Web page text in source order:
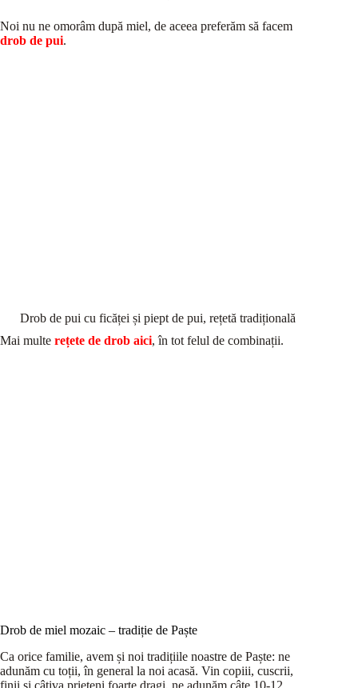
Noi nu ne omorâm după miel, de aceea preferăm să facem
drob de pui.
Drob de pui cu ficăței și piept de pui, rețetă tradițională
Mai multe rețete de drob aici, în tot felul de combinații.
Drob de miel mozaic – tradiție de Paște
Ca orice familie, avem și noi tradițiile noastre de Paște: ne
adunăm cu toții, în general la noi acasă. Vin copiii, cuscrii,
finii și câțiva prieteni foarte dragi, ne adunăm câte 10-12